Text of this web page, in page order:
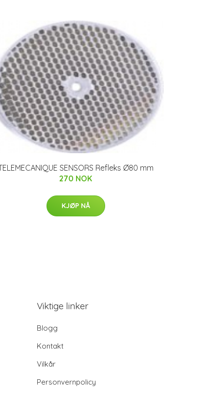
SENSORS Refleks Ø80 mm
270 NOK
KJØP NÅ
Viktige linker
Blogg
Kontakt
Vilkår
Personvernpolicy